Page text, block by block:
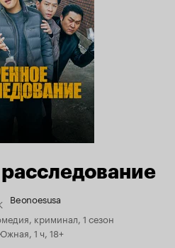
Beonoesusa
криминал, 1 сезон
1 ч, 18+